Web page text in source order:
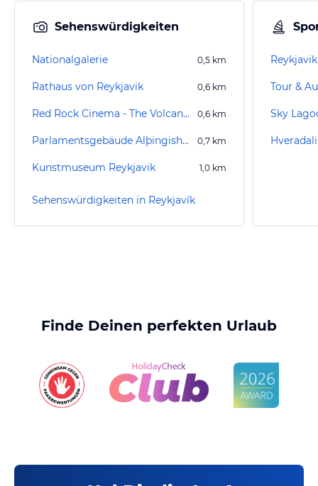
Sehenswürdigkeiten
Nationalgalerie 0,5 km
Rathaus von Reykjavik 0,6 km
Red Rock Cinema - The Volcano Show 0,6 km
Parlamentsgebäude Alþingishúsið 0,7 km
Kunstmuseum Reykjavik 1,0 km
Sehenswürdigkeiten in Reykjavík
Tour &
Sky
Finde Deinen perfekten Urlaub